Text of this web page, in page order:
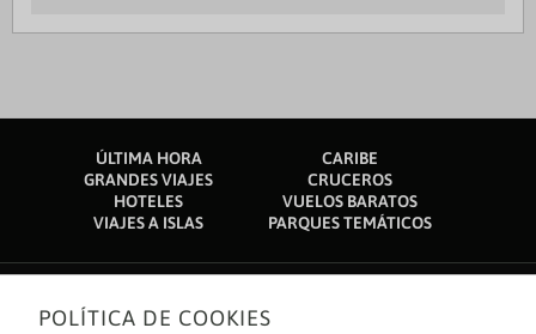
ÚLTIMA HORA
CARIBE
GRANDES VIAJES
CRUCEROS
HOTELES
VUELOS BARATOS
VIAJES A ISLAS
PARQUES TEMÁTICOS
Sobre nosotros
POLÍTICA DE COOKIES